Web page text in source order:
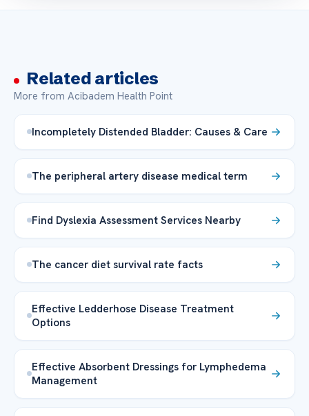
Related articles
More from Acibadem Health Point
Incompletely Distended Bladder: Causes & Care
The peripheral artery disease medical term
Find Dyslexia Assessment Services Nearby
The cancer diet survival rate facts
Effective Ledderhose Disease Treatment
Options
Effective Absorbent Dressings for Lymphedema
Management